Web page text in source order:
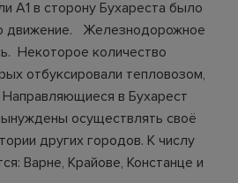
A1 в сторону Бухареста было
движение. Железнодорожное
Некоторое количество
отбуксировали тепловозом,
в Бухарест
осуществлять своё
других городов. К числу
Варне, Крайове, Констанце и